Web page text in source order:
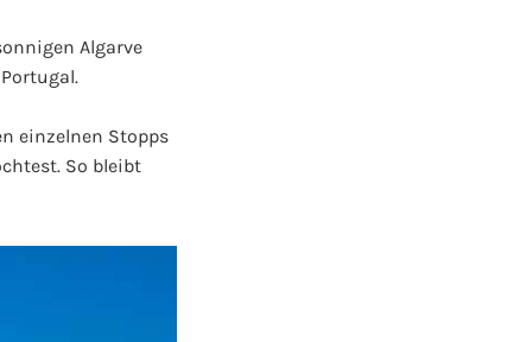
Algarve
einzelnen Stopps
So bleibt